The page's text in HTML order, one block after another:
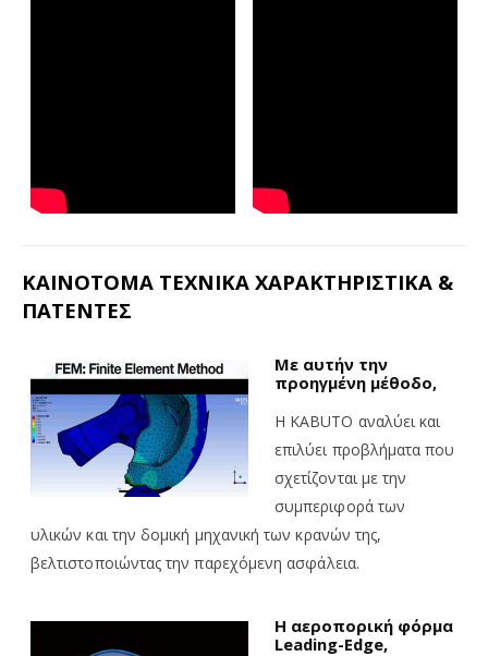
ΚΑΙΝΟΤΟΜΑ ΤΕΧΝΙΚΑ ΧΑΡΑΚΤΗΡΙΣΤΙΚΑ &
ΠΑΤΕΝΤΕΣ
Με αυτήν την
προηγμένη μέθοδο,
Η KABUTO αναλύει και
επιλύει προβλήματα που
σχετίζονται με την
συμπεριφορά των
υλικών και την δομική μηχανική των κρανών της,
βελτιστοποιώντας την παρεχόμενη ασφάλεια.
Η αεροπορική φόρμα
Leading-Edge,